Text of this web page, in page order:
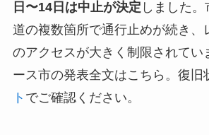
日〜14日は中止が決定 しました。
道の複数箇所で通行止めが続き、
のアクセスが大きく制限されてい
ース市の発表全文はこちら。復旧
ト でご確認ください。